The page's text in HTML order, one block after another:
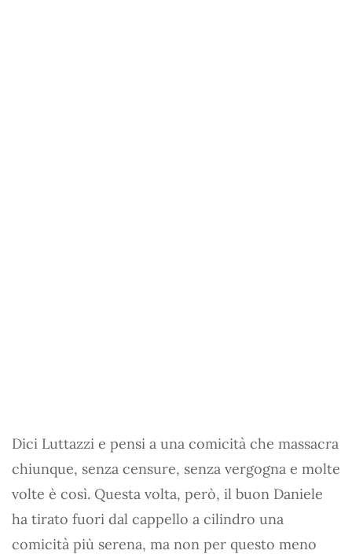
Dici Luttazzi e pensi a una comicità che massacra
chiunque, senza censure, senza vergogna e molte
volte è così. Questa volta, però, il buon Daniele
ha tirato fuori dal cappello a cilindro una
comicità più serena, ma non per questo meno